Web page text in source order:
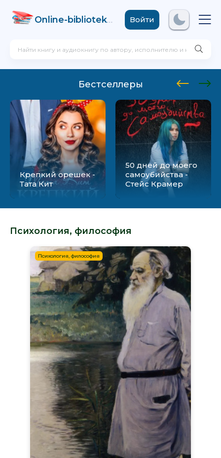
Online-biblioteka .comВойти
Бестселлеры
Крепкий орешек -
Тата Кит
50 дней до моего
самоубийства -
Стейс Крамер
Психология, философия
Психология, философия